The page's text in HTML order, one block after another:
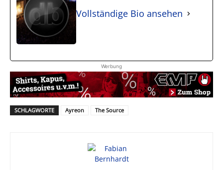
Vollständige Bio ansehen
Werbung
SCHLAGWORTE Ayreon The Source